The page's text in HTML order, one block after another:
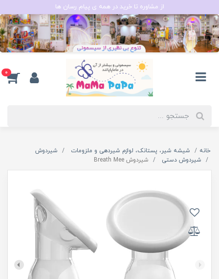
از مشاوره تا خرید در همه ی پیام رسان ها
0
خانه شیشه شیر، پستانک، لوازم شیردهی و ملزومات
شیردوش
شیردوش دستی
شیردوش Breath Mee